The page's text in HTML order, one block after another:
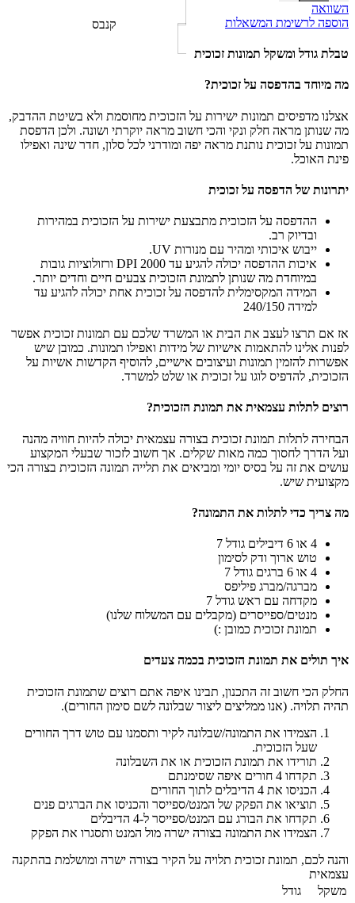
קנבס
השוואה
הוספה לרשימת המשאלות
טבלת גודל ומשקל תמונות זכוכית
מה מיוחד בהדפסה על זכוכית?
אצלנו מדפיסים תמונות ישירות על הזכוכית מחוסמת ולא בשיטת ההדבק,
מה שנותן מראה חלק ונקי והכי חשוב מראה יוקרתי ושונה. ולכן הדפסת
תמונות על זכוכית נותנת מראה יפה ומודרני לכל סלון, חדר שינה ואפילו
פינת האוכל.
יתרונות של הדפסה על זכוכית
ההדפסה על הזכוכית מתבצעת ישירות על הזכוכית במהירות
ובדיוק רב.
ייבוש איכותי ומהיר עם מנורות UV.
איכות ההדפסה יכולה להגיע עד 2000 DPI ורזולוציות גובות
במיוחדת מה שנותן לתמונת הזכוכית צבעים חיים וחדים יותר.
המידה המקסימלית להדפסה על זכוכית אחת יכולה להגיע עד
למידה 240/150
אז אם תרצו לעצב את הבית או המשרד שלכם עם תמונות זכוכית אפשר
לפנות אלינו להתאמות אישיות של מידות ואפילו תמונות. כמובן שיש
אפשרות להזמין תמונות ועיצובים אישיים, להוסיף הקדשות אשיות על
הזכוכית, להדפיס לוגו על זכוכית או שלט למשרד.
רוצים לתלות עצמאית את תמונת הזכוכית?
הבחירה לתלות תמונת זכוכית בצורה עצמאית יכולה להיות חוויה מהנה
ועל הדרך לחסוך כמה מאות שקלים. אך חשוב לזכור שבעלי המקצוע
עושים את זה על בסיס יומי ומביאים את תלייה תמונה הזכוכית בצורה הכי
מקצועית שיש.
מה צריך כדי לתלות את התמונה?
4 או 6 דיבילים גודל 7
טוש ארוך ודק לסימון
4 או 6 ברגים גודל 7
מברגה/מברג פיליפס
מקדחה עם ראש גודל 7
מנטים/ספייסרים (מקבלים עם המשלוח שלנו)
תמונת זכוכית כמובן :)
איך תולים את תמונת הזכוכית בכמה צעדים
החלק הכי חשוב זה התכנון, תבינו איפה אתם רוצים שתמונת הזכוכית
תהיה תלויה. (אנו ממליצים ליצור שבלונה לשם סימון החורים).
הצמידו את התמונה/שבלונה לקיר ותסמנו עם טוש דרך החורים
שעל הזכוכית.
תורידו את תמונת הזכוכית או את השבלונה
תקדחו 4 חורים איפה שסימנתם
הכניסו את 4 הדיבלים לתוך החורים
תוציאו את הפקק של המנט/ספייסר והכניסו את הברגים פנים
תקדחו את הבורג עם המנט/ספייסר ל-4 הדיבלים
הצמידו את התמונה בצורה ישרה מול המנט ותסגרו את הפקק
והנה לכם, תמונת זכוכית תלויה על הקיר בצורה ישרה ומושלמת בהתקנה
עצמאית
משקל
גודל